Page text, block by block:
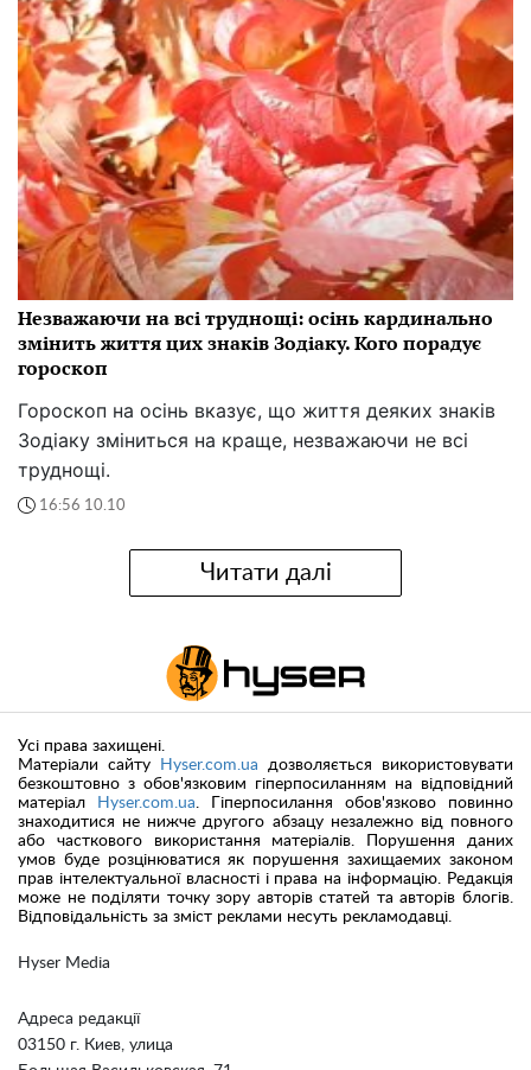
Незважаючи на всі труднощі: осінь кардинально
змінить життя цих знаків Зодіаку. Кого порадує
гороскоп
Гороскоп на осінь вказує, що життя деяких знаків
Зодіаку зміниться на краще, незважаючи не всі
труднощі.
16:56 10.10
Читати далі
Hyser Media
Адреса редакції
03150 г. Киев, улица
Усі права захищені.
Матеріали сайту
Hyser.com.ua дозволяється використовувати
безкоштовно з обов'язковим гіперпосиланням на відповідний
матеріал
Hyser.com.ua. Гіперпосилання обов'язково повинно
знаходитися не нижче другого абзацу незалежно від повного
або часткового використання матеріалів. Порушення даних
умов буде розцінюватися як порушення захищаемих законом
прав інтелектуальної власності і права на інформацію. Редакція
може не поділяти точку зору авторів статей та авторів блогів.
Відповідальність за зміст реклами несуть рекламодавці.